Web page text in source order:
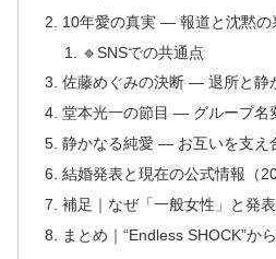
10年愛の真実 ― 報道と沈黙の
🔹SNSでの共通点
佐藤めぐみの決断 ― 退所と静
堂本光一の節目 ― グループ名
静かなる純愛 ― お互いを支え
結婚発表と現在の公式情報（
補足｜なぜ「一般女性」と発
まとめ｜“Endless SHOCK”か